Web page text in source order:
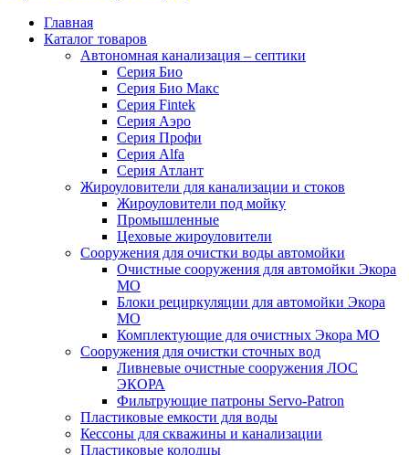
Главная
Каталог товаров
Автономная канализация – септики
Серия Био
Серия Био Макс
Серия Fintek
Серия Аэро
Серия Профи
Серия Alfa
Серия Атлант
Жироуловители для канализации и стоков
Жироуловители под мойку
Промышленные
Цеховые жироуловители
Сооружения для очистки воды автомойки
Очистные сооружения для автомойки Экора
МО
Блоки рециркуляции для автомойки Экора
МО
Комплектующие для очистных Экора МО
Сооружения для очистки сточных вод
Ливневые очистные сооружения ЛОС
ЭКОРА
Фильтрующие патроны Servo-Patron
Пластиковые емкости для воды
Кессоны для скважины и канализации
Пластиковые колодцы